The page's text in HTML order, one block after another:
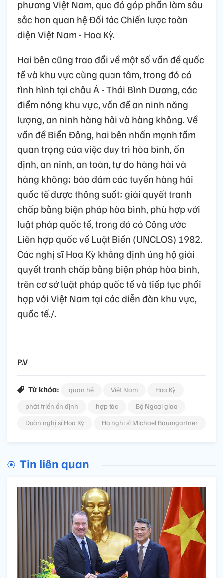
phương Việt Nam, qua đó góp phần làm sâu
sắc hơn quan hệ Đối tác Chiến lược toàn
diện Việt Nam - Hoa Kỳ.
Hai bên cũng trao đổi về một số vấn đề quốc
tế và khu vực cùng quan tâm, trong đó có
tình hình tại châu Á - Thái Bình Dương, các
điểm nóng khu vực, vấn đề an ninh năng
lượng, an ninh hàng hải và hàng không. Về
vấn đề Biển Đông, hai bên nhấn mạnh tầm
quan trọng của việc duy trì hòa bình, ổn
định, an ninh, an toàn, tự do hàng hải và
hàng không; bảo đảm các tuyến hàng hải
quốc tế được thông suốt; giải quyết tranh
chấp bằng biện pháp hòa bình, phù hợp với
luật pháp quốc tế, trong đó có Công ước
Liên hợp quốc về Luật Biển (UNCLOS) 1982.
Các nghị sĩ Hoa Kỳ khẳng định ủng hộ giải
quyết tranh chấp bằng biện pháp hòa bình,
trên cơ sở luật pháp quốc tế và tiếp tục phối
hợp với Việt Nam tại các diễn đàn khu vực,
quốc tế./.
P.V
Từ khóa: quan hệ Việt Nam
Hoa Kỳ
phát triển ổn định
hợp tác
Bộ Ngoại giao
Đoàn nghị sĩ Hoa Kỳ
Hạ nghị sĩ Michael Baumgartner
Tin liên quan